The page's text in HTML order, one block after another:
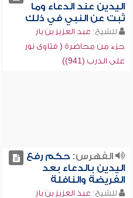
اليدين عند الدعاء وما
ثبت عن النبي في ذلك
للشيخ: عبد العزيز بن باز
جزء من محاضرة ( فتاوى نور
على الدرب (941))
الفهرس:حكم رفع
اليدين بالدعاء بعد
الفريضة والنافلة
للشيخ: عبد العزيز بن باز